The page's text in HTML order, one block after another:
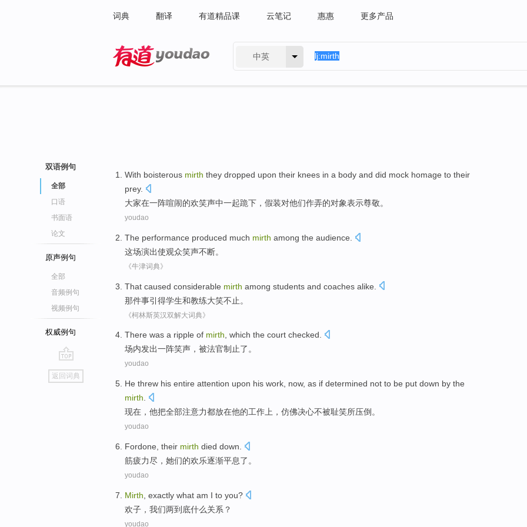
词典 翻译 有道精品课 云笔记 惠惠 更多产品
中英
双语例句
全部
口语
书面语
论文
原声例句
全部
音频例句
视频例句
权威例句
go
top
返回词典
With boisterous mirth they dropped upon their knees in a body and did mock homage to their
prey.
大家在一阵喧闹的欢笑声中一起跪下 ， 假装对他们作弄的对象表示尊敬。
youdao
The performance produced much mirth among the audience
这场演出使观众笑声不断。
《牛津词典》
That caused considerable mirth among students and coaches alike.
那件事引得学生和教练大笑不止。
《柯林斯英汉双解大词典》
There was a ripple of mirth, which the court checked.
场内发出一阵笑声，被法官制止了。
youdao
He threw his entire attention upon his work, now, as if determined not to be put down by the
mirth
现在 ， 他把全部注意力都放在他的工作上 ， 仿佛决心不被耻笑所压倒。
youdao
Fordone their mirth died down.
筋疲力尽 ， 她们的欢乐逐渐平息了 。
youdao
Mirth exactly what am I to you?
欢子，我们两到底什么关系？
youdao